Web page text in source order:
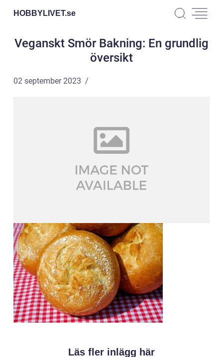
HOBBYLIVET.se
Veganskt Smör Bakning: En grundlig
översikt
02 september 2023
Läs fler inlägg här